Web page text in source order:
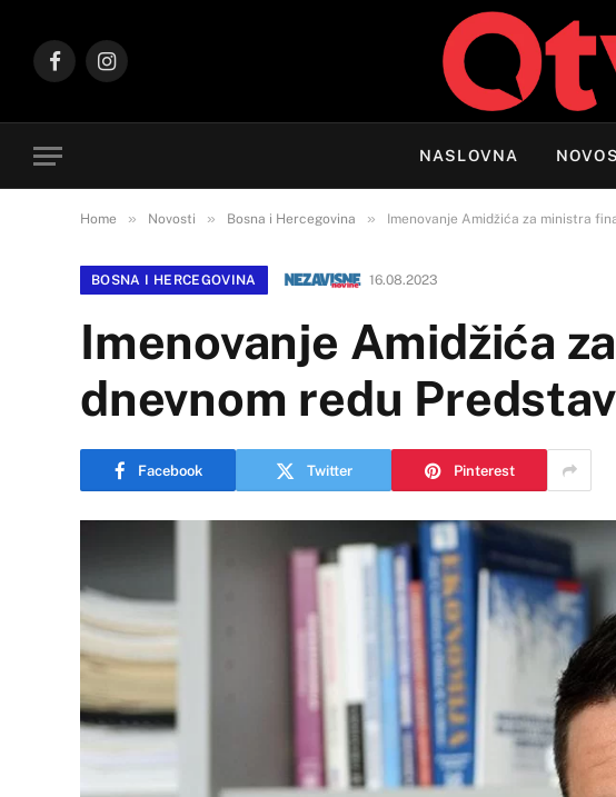
FacebookInstagram
NASLOVNA
Home » Novosti » Bosna i Hercegovina » Imenovanje Amidžića za ministra
BOSNA I HERCEGOVINA 16.08.2023
Imenovanje Amidžića
dnevnom redu
Facebook Twitter Pinterest